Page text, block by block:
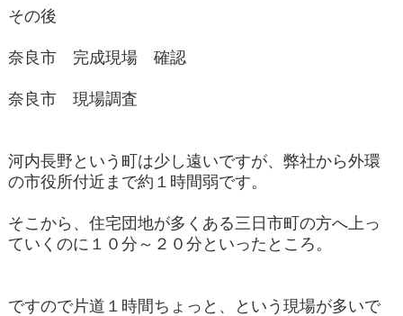
その後
奈良市 完成現場 確認
奈良市 現場調査
河内長野という町は少し遠いですが、弊社から外環
の市役所付近まで約１時間弱です。
そこから、住宅団地が多くある三日市町の方へ上っ
ていくのに１０分～２０分といったところ。
ですので片道１時間ちょっと、という現場が多いで